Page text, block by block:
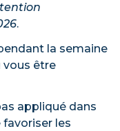
.
la semaine
vous être
appliqué dans
favoriser les